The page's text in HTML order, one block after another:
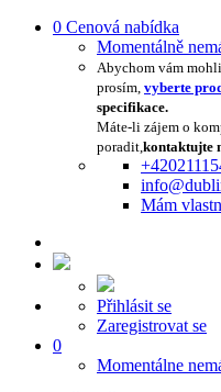
0 Cenová nabídka
Momentálně
Abychom vám
prosím, vyberte
specifikace.
Máte-li zájem o
poradit,kontaktujte
Mám
Přihlásit se
Zaregistrovat se
0
Momentálne